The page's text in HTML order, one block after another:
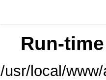
Run-
/usr/local/